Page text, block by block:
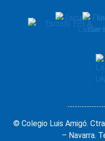
© Colegio Luis Amigó.
– Navarra.